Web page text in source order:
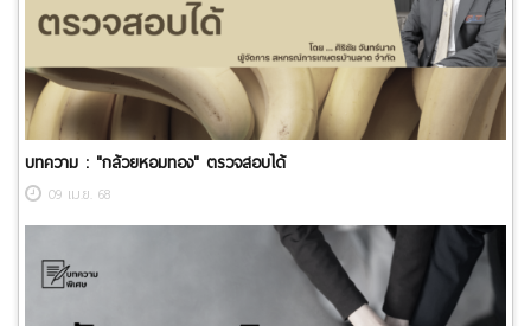
บทความ : ​"กล้วยหอมทอง" ตรวจสอบได้
09 เม.ย. 68